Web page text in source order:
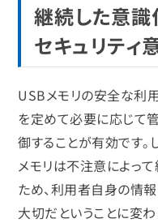
継続した意
セキュリティ
USBメモリの安全な利
を定めて必要に応じて
御することが有効です
メモリは不注意によっ
ため、利用者自身の情
大切だということに変わ